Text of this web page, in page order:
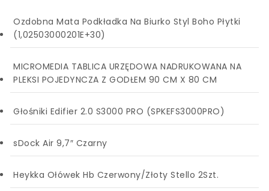
Ozdobna Mata Podkładka Na Biurko Styl Boho Płytki
(1,02503000201E+30)
MICROMEDIA TABLICA URZĘDOWA NADRUKOWANA NA
PLEKSI POJEDYNCZA Z GODŁEM 90 CM X 80 CM
Głośniki Edifier 2.0 S3000 PRO (SPKEFS3000PRO)
sDock Air 9,7″ Czarny
Heykka Ołówek Hb Czerwony/Złoty Stello 2Szt.